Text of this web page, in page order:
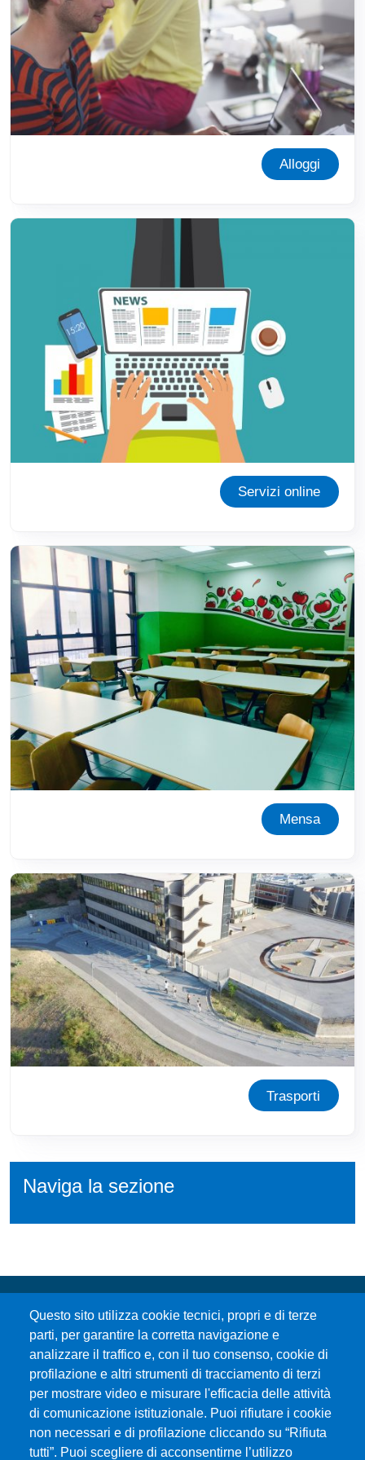
Alloggi
Immagine
Servizi online
Immagine
Mensa
Immagine
Trasporti
Naviga la sezione
Questo sito utilizza cookie tecnici, propri e di terze
parti, per garantire la corretta navigazione e
analizzare il traffico e, con il tuo consenso, cookie di
profilazione e altri strumenti di tracciamento di terzi
per mostrare video e misurare l'efficacia delle attività
di comunicazione istituzionale. Puoi rifiutare i cookie
non necessari e di profilazione cliccando su “Rifiuta
tutti”. Puoi scegliere di acconsentirne l’utilizzo
Università degli Studi di Messina
Piazza Pugliatti, 1 - 98122 Messina
Cod. Fiscale 80004070837
P.IVA 00724160833